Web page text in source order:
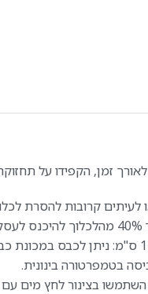
זמן, הקפידו על
לעיתים קרובות להסרת
בטמפרטורה בינונית.
השתמשו בצינור לחץ מים